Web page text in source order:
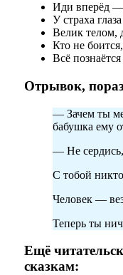
Иди вперёд —
У страха
Велик телом,
Кто не
Всё
Отрывок,
— Зачем ты
бабушка ему
— Не
С тобой
Человек —
Теперь ты
Ещё
сказкам: